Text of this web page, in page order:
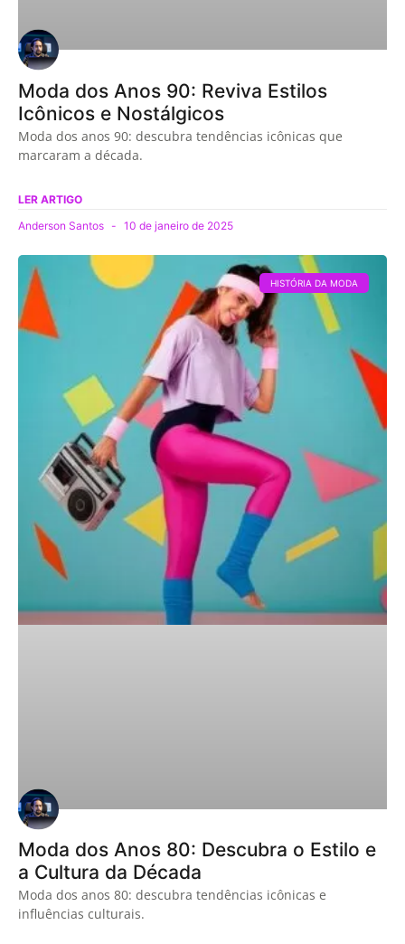
Moda dos Anos 90: Reviva Estilos
Icônicos e Nostálgicos
Moda dos anos 90: descubra tendências icônicas que
marcaram a década.
LER ARTIGO
Anderson Santos
10 de janeiro de 2025
HISTÓRIA DA MODA
Moda dos Anos 80: Descubra o Estilo e
a Cultura da Década
Moda dos anos 80: descubra tendências icônicas e
influências culturais.